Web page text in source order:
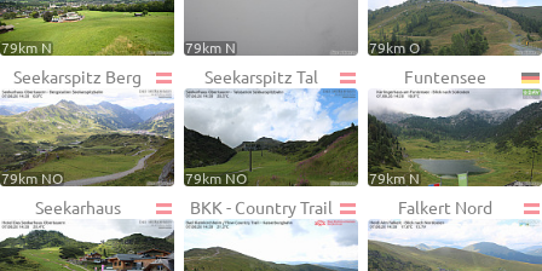
79km N 79km N 79km O
Seekarspitz Berg
79km NO
Seekarspitz Tal
79km NO
Funtensee
79km N
Seekarhaus BKK - Country Trail Falkert Nord